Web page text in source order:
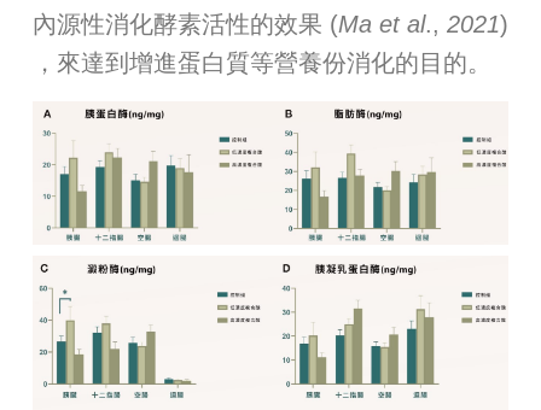
內源性消化酵素活性的效果 (Ma et al., 2021)
，來達到增進蛋白質等營養份消化的目的。